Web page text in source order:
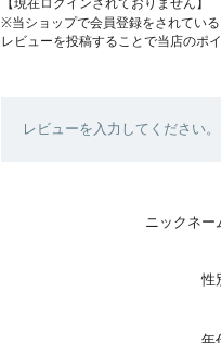
※当ショップで会員登録をされてい
レビューを投稿することで当店のポ
レビューを入力してください。
ニックネー
性
年